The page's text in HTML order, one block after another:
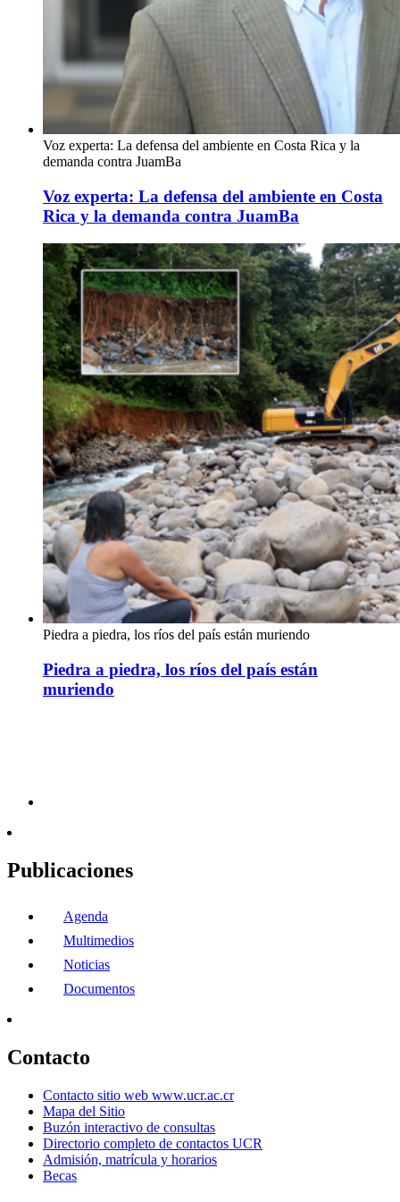
Voz experta: La defensa del ambiente en Costa Rica y la
demanda contra JuamBa
Voz experta: La defensa del ambiente en Costa
Rica y la demanda contra JuamBa
Piedra a piedra, los ríos del país están muriendo
Piedra a piedra, los ríos del país están
muriendo
Publicaciones
Agenda
Multimedios
Noticias
Documentos
Contacto
Contacto sitio web www.ucr.ac.cr
Mapa del Sitio
Buzón interactivo de consultas
Directorio completo de contactos UCR
Admisión, matrícula y horarios
Becas